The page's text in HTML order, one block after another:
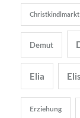
Christkindlmarkt
Demut
Elia
Erziehung